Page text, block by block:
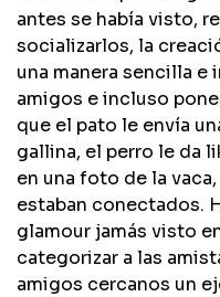
antes se había visto,
socializarlos, la
una manera sencilla e
amigos e incluso
que el pato le envía
gallina, el perro le da
en una foto de la
estaban conectados.
glamour jamás visto
categorizar a las
amigos cercanos un